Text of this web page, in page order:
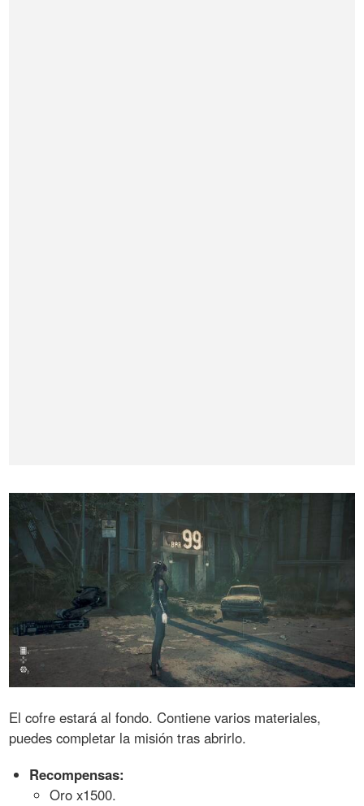
El cofre estará al fondo. Contiene varios materiales,
puedes completar la misión tras abrirlo.
Recompensas:
Oro x1500.